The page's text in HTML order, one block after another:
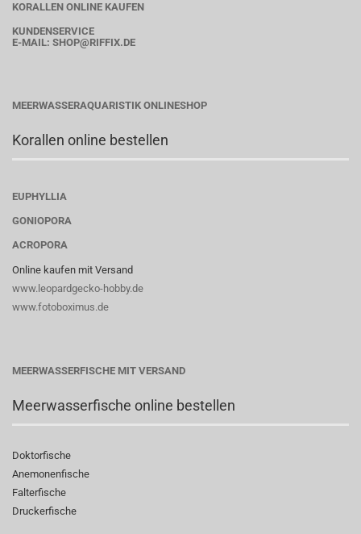
KORALLEN ONLINE KAUFEN
KUNDENSERVICE
E-MAIL: SHOP@RIFFIX.DE
MEERWASSERAQUARISTIK ONLINESHOP
Korallen online bestellen
EUPHYLLIA
GONIOPORA
ACROPORA
Online kaufen mit Versand
www.leopardgecko-hobby.de
www.fotoboximus.de
MEERWASSERFISCHE MIT VERSAND
Meerwasserfische online bestellen
Doktorfische
Anemonenfische
Falterfische
Druckerfische